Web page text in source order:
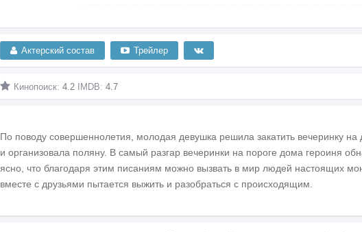
Актерский состав Трейлер
Кинопоиск: 4.2IMDB: 4.7
По поводу совершеннолетия, молодая девушка решила закатить вечеринку
и организовала поляну. В самый разгар вечеринки на пороге дома героиня
ясно, что благодаря этим писаниям можно вызвать в мир людей настоящих
вместе с друзьями пытается выжить и разобраться с происходящим.